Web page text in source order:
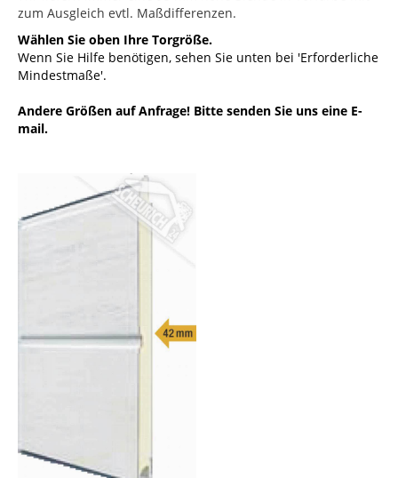
zum Ausgleich evtl. Maßdifferenzen.
Wählen Sie oben Ihre Torgröße.
Wenn Sie Hilfe benötigen, sehen Sie unten bei 'Erforderliche
Mindestmaße'.
Andere Größen auf Anfrage! Bitte senden Sie uns eine E-
mail.